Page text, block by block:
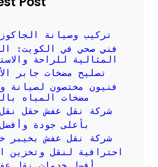
تركيب وصيانة
فني صحي في الكويت:
المثالية للراحة
تصليح مضخات جابر
فنيون مختصون لصيانة
مضخات المياه
شركة نقل عفش حقل
بأعلى جودة
شركة نقل عفش بخيبر